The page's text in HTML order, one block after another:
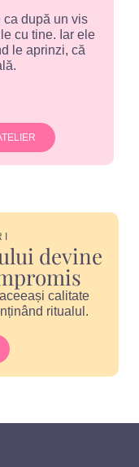
după un vis
cu tine. Iar ele
le aprinzi, că
devine
calitate
ritualul.